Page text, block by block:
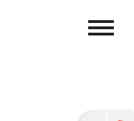
Fachhochschule Schweiz